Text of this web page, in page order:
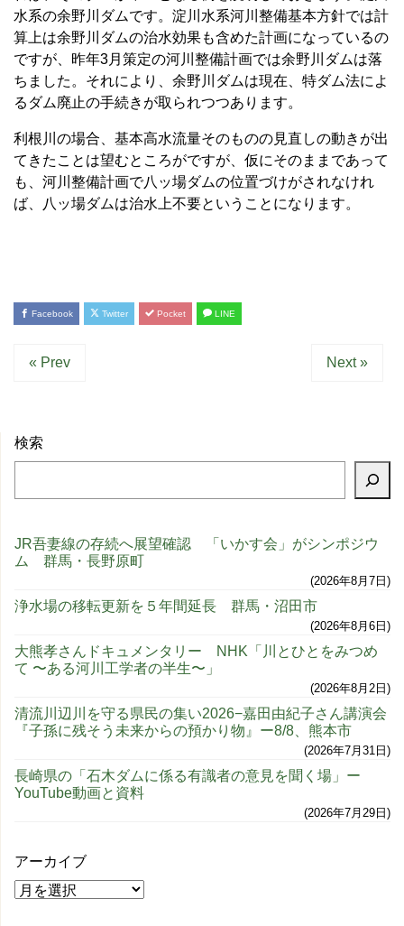
水系の余野川ダムです。淀川水系河川整備基本方針では計
算上は余野川ダムの治水効果も含めた計画になっているの
ですが、昨年3月策定の河川整備計画では余野川ダムは落
ちました。それにより、余野川ダムは現在、特ダム法によ
るダム廃止の手続きが取られつつあります。
利根川の場合、基本高水流量そのものの見直しの動きが出
てきたことは望むところがですが、仮にそのままであって
も、河川整備計画で八ッ場ダムの位置づけがされなけれ
ば、八ッ場ダムは治水上不要ということになります。
Facebook Twitter Pocket LINE
« Prev Next »
検索
JR吾妻線の存続へ展望確認 「いかす会」がシンポジウ
ム 群馬・長野原町
2026年8月7日
浄水場の移転更新を５年間延長 群馬・沼田市
2026年8月6日
大熊孝さんドキュメンタリー NHK「川とひとをみつめ
て 〜ある河川工学者の半生〜」
2026年8月2日
清流川辺川を守る県民の集い2026−嘉田由紀子さん講演会
『子孫に残そう未来からの預かり物』ー8/8、熊本市
2026年7月31日
長崎県の「石木ダムに係る有識者の意見を聞く場」ー
YouTube動画と資料
2026年7月29日
アーカイブ